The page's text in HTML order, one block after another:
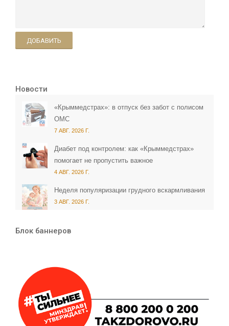
ДОБАВИТЬ
Новости
«Крыммедстрах»: в отпуск без забот с полисом
ОМС
7 АВГ. 2026 Г.
Диабет под контролем: как «Крыммедстрах»
помогает не пропустить важное
4 АВГ. 2026 Г.
Неделя популяризации грудного вскармливания
3 АВГ. 2026 Г.
Блок баннеров